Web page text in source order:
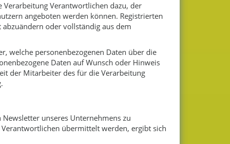
Verantwortlichen dazu, der
angeboten werden können. Registrierten
oder vollständig aus dem
welche personenbezogenen Daten über die
Daten auf Wunsch oder Hinweis
der Mitarbeiter des für die Verarbeitung
unseres Unternehmens zu
übermittelt werden, ergibt sich